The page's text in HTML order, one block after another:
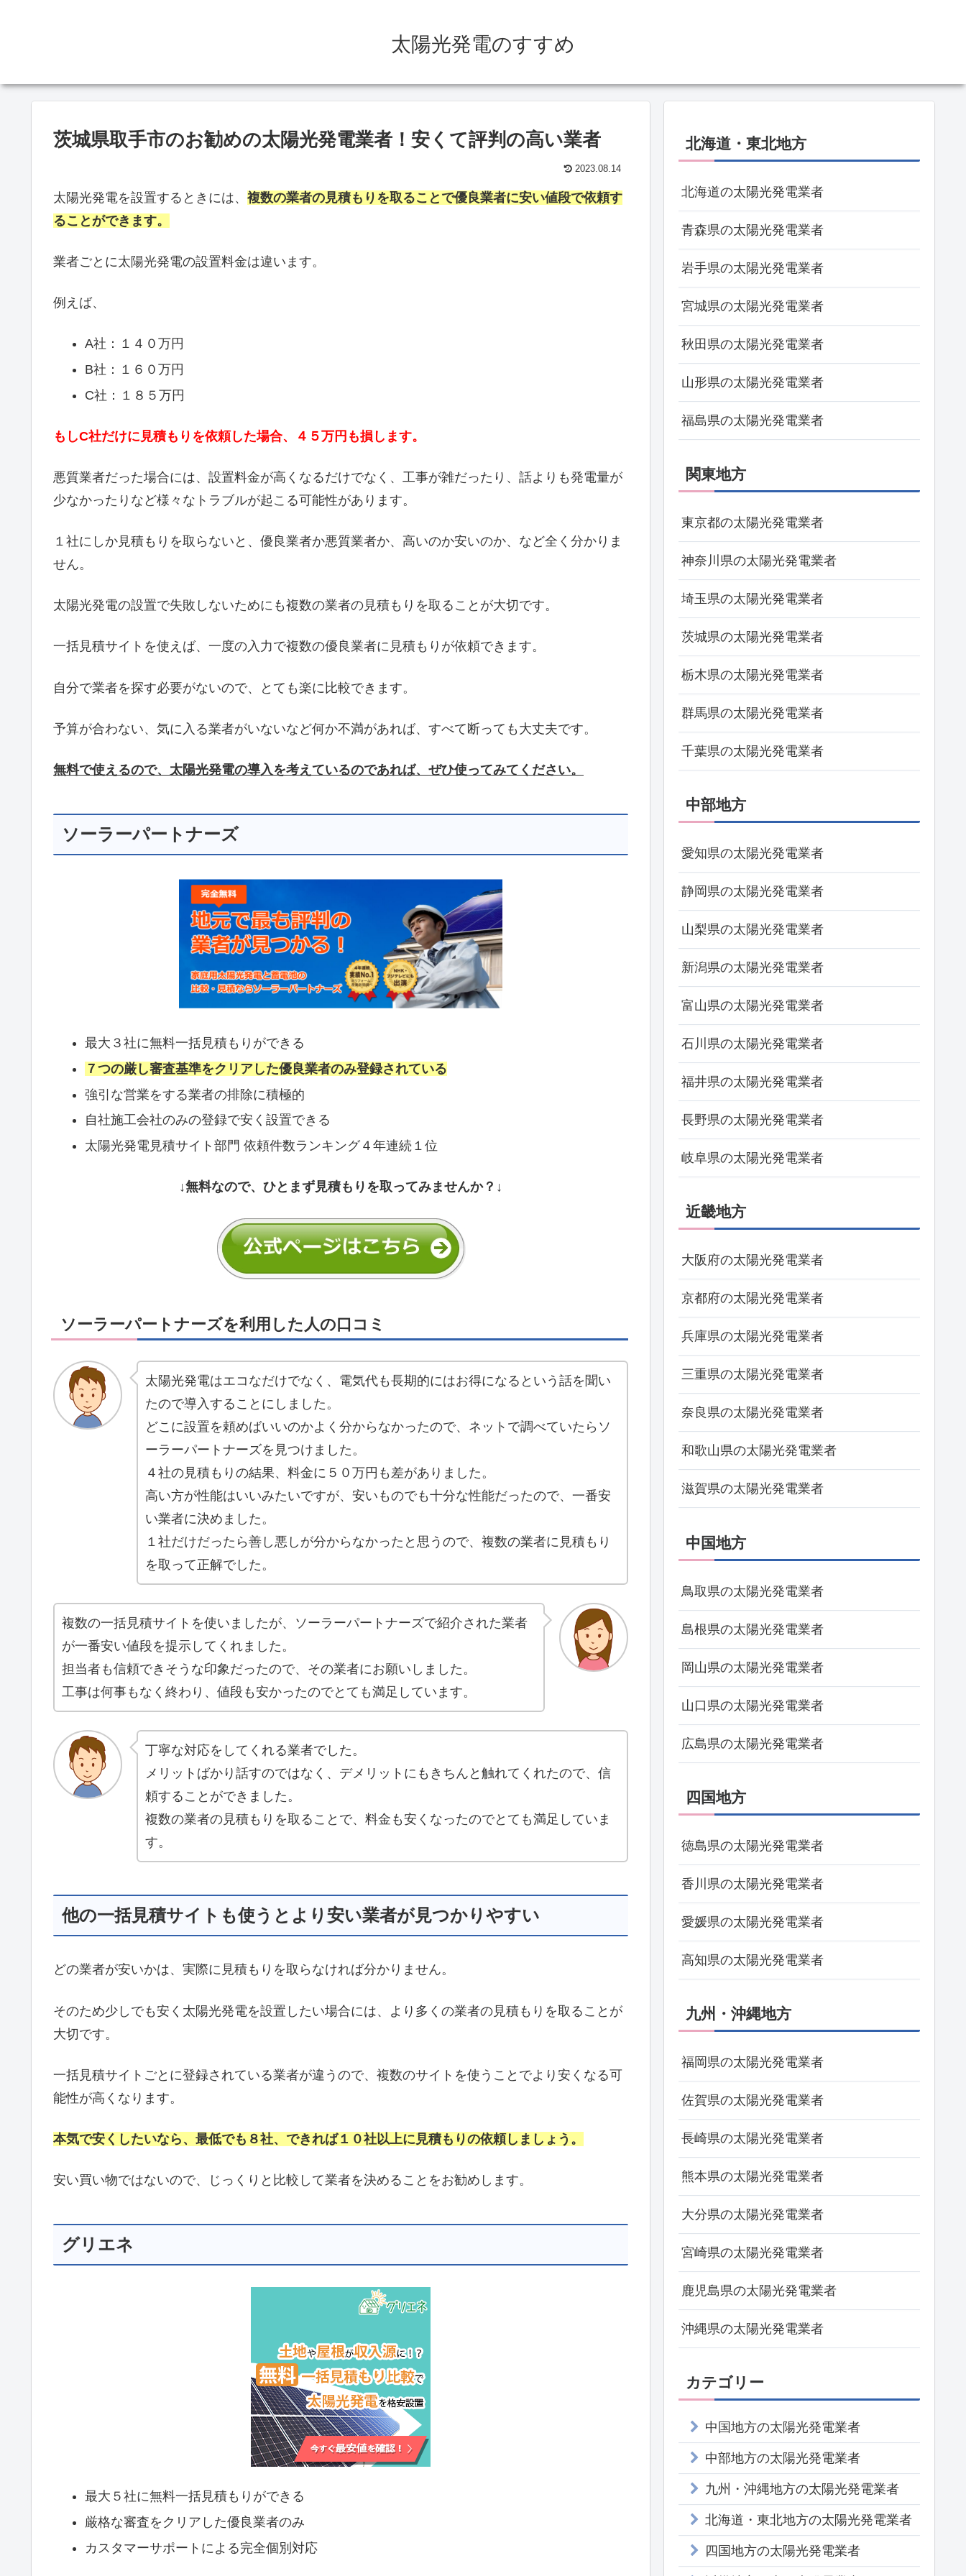
太陽光発電のすすめ
茨城県取手市のお勧めの太陽光発電業者！安くて評判の高い業者
2023.08.14
太陽光発電を設置するときには、 複数の業者の見積もりを取ることで優良業者に安い値段で依頼す
ることができます。
業者ごとに太陽光発電の設置料金は違います。
例えば、
A社：１４０万円
B社：１６０万円
C社：１８５万円
もしC社だけに見積もりを依頼した場合、４５万円も損します。
悪質業者だった場合には、設置料金が高くなるだけでなく、工事が雑だったり、話よりも発電量が
少なかったりなど様々なトラブルが起こる可能性があります。
１社にしか見積もりを取らないと、優良業者か悪質業者か、高いのか安いのか、など全く分かりま
せん。
太陽光発電の設置で失敗しないためにも複数の業者の見積もりを取ることが大切です。
一括見積サイトを使えば、一度の入力で複数の優良業者に見積もりが依頼できます。
自分で業者を探す必要がないので、とても楽に比較できます。
予算が合わない、気に入る業者がいないなど何か不満があれば、すべて断っても大丈夫です。
無料で使えるので、太陽光発電の導入を考えているのであれば、ぜひ使ってみてください。
ソーラーパートナーズ
最大３社に無料一括見積もりができる
７つの厳し審査基準をクリアした優良業者のみ登録されている
強引な営業をする業者の排除に積極的
自社施工会社のみの登録で安く設置できる
太陽光発電見積サイト部門 依頼件数ランキング４年連続１位
↓無料なので、ひとまず見積もりを取ってみませんか？↓
ソーラーパートナーズを利用した人の口コミ
太陽光発電はエコなだけでなく、電気代も長期的にはお得になるという話を聞い
たので導入することにしました。
どこに設置を頼めばいいのかよく分からなかったので、ネットで調べていたらソ
ーラーパートナーズを見つけました。
４社の見積もりの結果、料金に５０万円も差がありました。
高い方が性能はいいみたいですが、安いものでも十分な性能だったので、一番安
い業者に決めました。
１社だけだったら善し悪しが分からなかったと思うので、複数の業者に見積もり
を取って正解でした。
複数の一括見積サイトを使いましたが、ソーラーパートナーズで紹介された業者
が一番安い値段を提示してくれました。
担当者も信頼できそうな印象だったので、その業者にお願いしました。
工事は何事もなく終わり、値段も安かったのでとても満足しています。
丁寧な対応をしてくれる業者でした。
メリットばかり話すのではなく、デメリットにもきちんと触れてくれたので、信
頼することができました。
複数の業者の見積もりを取ることで、料金も安くなったのでとても満足していま
す。
他の一括見積サイトも使うとより安い業者が見つかりやすい
どの業者が安いかは、実際に見積もりを取らなければ分かりません。
そのため少しでも安く太陽光発電を設置したい場合には、より多くの業者の見積もりを取ることが
大切です。
一括見積サイトごとに登録されている業者が違うので、複数のサイトを使うことでより安くなる可
能性が高くなります。
本気で安くしたいなら、最低でも８社、できれば１０社以上に見積もりの依頼しましょう。
安い買い物ではないので、じっくりと比較して業者を決めることをお勧めします。
グリエネ
最大５社に無料一括見積もりができる
厳格な審査をクリアした優良業者のみ
カスタマーサポートによる完全個別対応
北海道・東北地方
北海道の太陽光発電業者
青森県の太陽光発電業者
岩手県の太陽光発電業者
宮城県の太陽光発電業者
秋田県の太陽光発電業者
山形県の太陽光発電業者
福島県の太陽光発電業者
関東地方
東京都の太陽光発電業者
神奈川県の太陽光発電業者
埼玉県の太陽光発電業者
茨城県の太陽光発電業者
栃木県の太陽光発電業者
群馬県の太陽光発電業者
千葉県の太陽光発電業者
中部地方
愛知県の太陽光発電業者
静岡県の太陽光発電業者
山梨県の太陽光発電業者
新潟県の太陽光発電業者
富山県の太陽光発電業者
石川県の太陽光発電業者
福井県の太陽光発電業者
長野県の太陽光発電業者
岐阜県の太陽光発電業者
近畿地方
大阪府の太陽光発電業者
京都府の太陽光発電業者
兵庫県の太陽光発電業者
三重県の太陽光発電業者
奈良県の太陽光発電業者
和歌山県の太陽光発電業者
滋賀県の太陽光発電業者
中国地方
鳥取県の太陽光発電業者
島根県の太陽光発電業者
岡山県の太陽光発電業者
山口県の太陽光発電業者
広島県の太陽光発電業者
四国地方
徳島県の太陽光発電業者
香川県の太陽光発電業者
愛媛県の太陽光発電業者
高知県の太陽光発電業者
九州・沖縄地方
福岡県の太陽光発電業者
佐賀県の太陽光発電業者
長崎県の太陽光発電業者
熊本県の太陽光発電業者
大分県の太陽光発電業者
宮崎県の太陽光発電業者
鹿児島県の太陽光発電業者
沖縄県の太陽光発電業者
カテゴリー
中国地方の太陽光発電業者
中部地方の太陽光発電業者
九州・沖縄地方の太陽光発電業者
北海道・東北地方の太陽光発電業者
四国地方の太陽光発電業者